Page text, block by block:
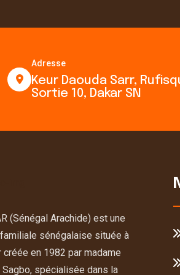
Adresse
Keur Daouda Sarr,
Sortie 10, Dakar SN
(Sénégal Arachide) est une
sénégalaise située à
créée en 1982 par madame
Sagbo, spécialisée dans la